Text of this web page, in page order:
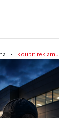
• Koupit reklamu